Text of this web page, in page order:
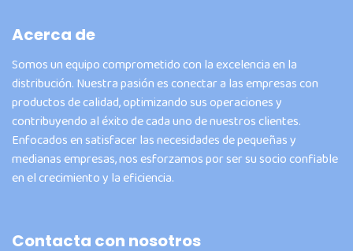
Acerca de
Somos un equipo comprometido con la excelencia en la
distribución. Nuestra pasión es conectar a las empresas con
productos de calidad, optimizando sus operaciones y
contribuyendo al éxito de cada uno de nuestros clientes.
Enfocados en satisfacer las necesidades de pequeñas y
medianas empresas, nos esforzamos por ser su socio confiable
en el crecimiento y la eficiencia.
Contacta con nosotros